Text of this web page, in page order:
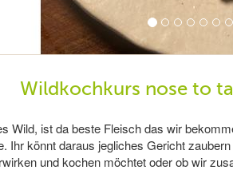
Wildkochkurs nose to
Wild, ist da beste Fleisch das wir
Ihr könnt daraus jegliches Gericht
und kochen möchtet oder ob wir